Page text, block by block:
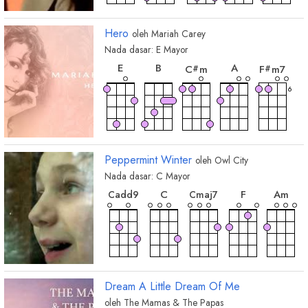
C#
D#7
G#7
C#7
Hero oleh Mariah Carey
Nada dasar: E Mayor
E
chord
B
chord
C#m
A
F#m7
6
Bsus4
chord
Dsus2
chord
C
chord
G
chord
D
chord
Em
chord
Peppermint Winter oleh Owl City
Nada dasar: C Mayor
Cadd9
chord
C
chord
Cmaj7 F
Am
G
chord
D
chord
Em
chord
Dm
chord
A
chord
Dream A Little Dream Of Me
oleh The Mamas & The Papas